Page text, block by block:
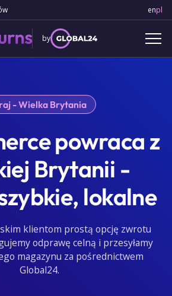
enpl
by
- Wielka Brytania
powraca z
Brytanii -
lokalne
klientom prostą opcję zwrotu
odprawę celną i przesyłamy
magazynu za pośrednictwem
Global24.